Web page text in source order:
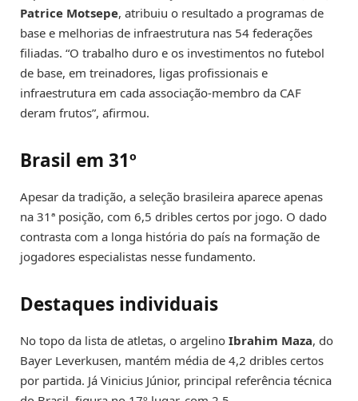
Patrice Motsepe, atribuiu o resultado a programas de
base e melhorias de infraestrutura nas 54 federações
filiadas. “O trabalho duro e os investimentos no futebol
de base, em treinadores, ligas profissionais e
infraestrutura em cada associação-membro da CAF
deram frutos”, afirmou.
Brasil em 31º
Apesar da tradição, a seleção brasileira aparece apenas
na 31ª posição, com 6,5 dribles certos por jogo. O dado
contrasta com a longa história do país na formação de
jogadores especialistas nesse fundamento.
Destaques individuais
No topo da lista de atletas, o argelino Ibrahim Maza, do
Bayer Leverkusen, mantém média de 4,2 dribles certos
por partida. Já Vinicius Júnior, principal referência técnica